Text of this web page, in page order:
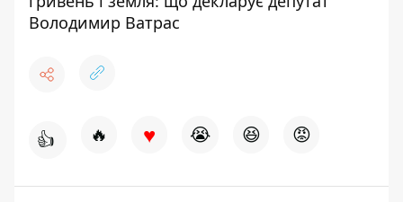
Володимир Ватрас
👍 🔥 ♥ 😭 😆 😡